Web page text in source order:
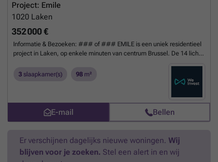
Project: Emile
1020 Laken
352 000 €
Informatie & Bezoeken: ### of ### EMILE is een uniek residentieel
project in Laken, op enkele minuten van centrum Brussel. De 14 lichte
architectuur uit de jaren 1930 met moderne faciliteiten, en bieden
optimaal comfort. Het project heeft een toplocatie vlakbij park L28 en
stadsleven. EMILE staat voor een elegant en duurzaam ontwerp in het
hart van een wijk in volle transformatie.
Meer weten?
3 slaapkamer(s) 98 m²
E-mail Bellen
Er verschijnen dagelijks nieuwe woningen. Wij
blijven voor je zoeken. Stel een alert in en wij